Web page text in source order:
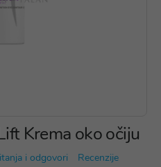
Krema oko očiju
i odgovori Recenzije